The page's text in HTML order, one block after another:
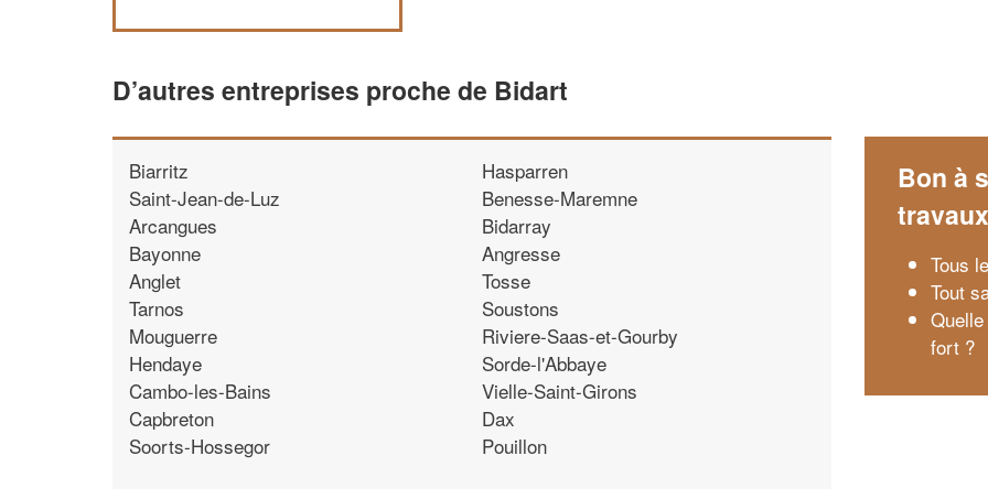
D’autres entreprises proche de Bidart
Biarritz
Saint-Jean-de-Luz
Arcangues
Bayonne
Anglet
Tarnos
Mouguerre
Hendaye
Cambo-les-Bains
Capbreton
Soorts-Hossegor
Hasparren
Benesse-Maremne
Bidarray
Angresse
Tosse
Soustons
Riviere-Saas-et-Gourby
Sorde-l'Abbaye
Vielle-Saint-Girons
Dax
Pouillon
Bon à
travaux
Tous
Tout
fort ?